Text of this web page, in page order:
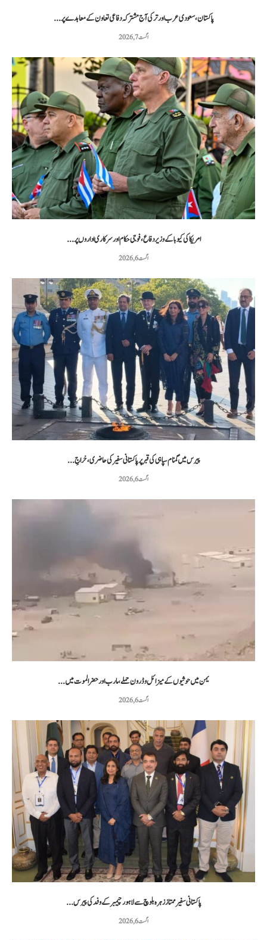
پاکستان، سعودی عرب اور ترکی آج مشترکہ دفاعی تعاون کے معاہدے پر...
اگست 7, 2026
امریکا کی کیوبا کے وزیر دفاع، فوجی حکام اور سرکاری اداروں پر...
اگست 6, 2026
پیرس میں گمنام سپاہی کی قبر پر پاکستانی سفیر کی حاضری، خراجِ...
اگست 6, 2026
یمن میں حوثیوں کے میزائل و ڈرون حملے، مارب اور حضرالموت میں...
اگست 6, 2026
پاکستانی سفیر ممتاز زہرہ بلوچ سے لاہور چیمبر کے وفد کی پیرس...
اگست 6, 2026